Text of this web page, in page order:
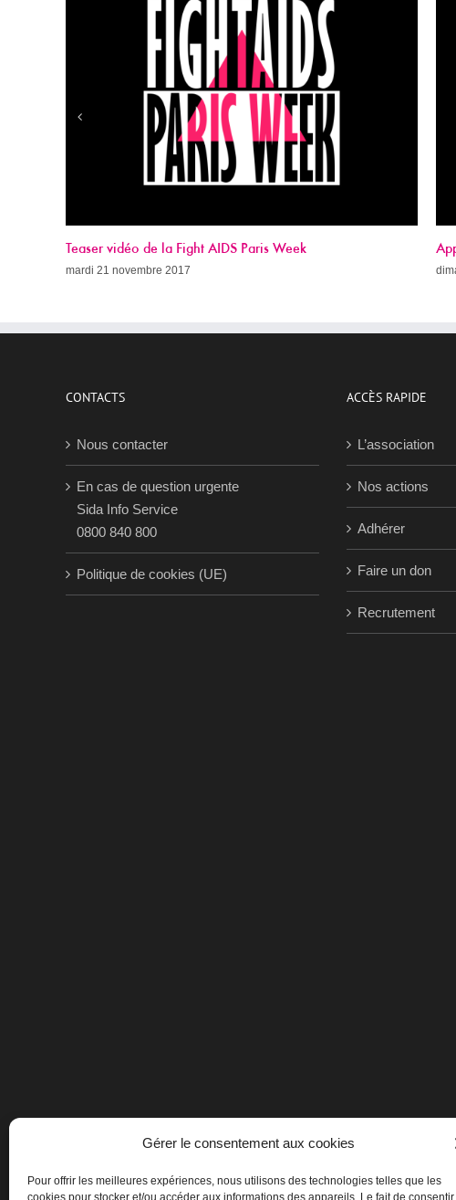
Gérer le consentement aux cookies
Pour offrir les meilleures expériences, nous utilisons des technologies telles que les
cookies pour stocker et/ou accéder aux informations des appareils. Le fait de consentir
Appel à dons 2017
dimanche 19 novembre 2017
CONTACTS
Nous contacter
En cas de question urgente
Sida Info Service
0800 840 800
Politique de cookies (UE)
ACCÈS RAPIDE
L’association
Nos actions
Adhérer
Faire un don
Recrutement